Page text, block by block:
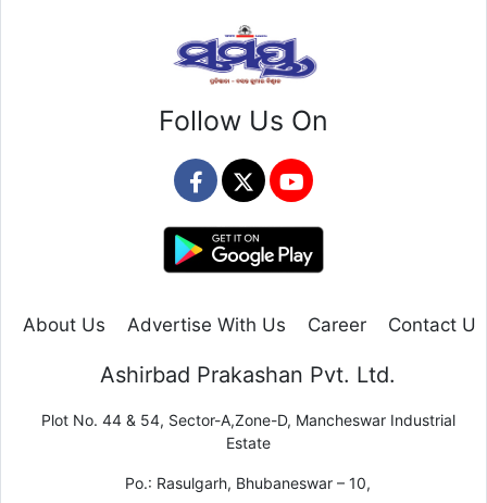
Follow Us On
About Us Advertise With Us Career Contact Us
Ashirbad Prakashan Pvt. Ltd.
Plot No. 44 & 54, Sector-A,Zone-D, Mancheswar Industrial
Estate
Po.: Rasulgarh, Bhubaneswar – 10,